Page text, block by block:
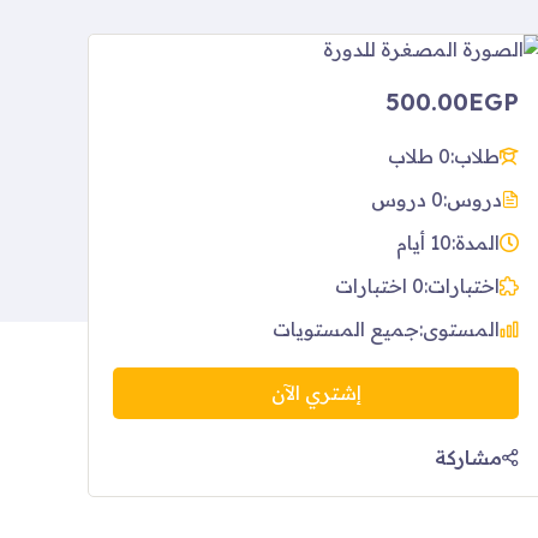
500.00EGP
طلاب:0 طلاب
دروس:0 دروس
المدة:10 أيام
اختبارات:0 اختبارات
المستوى:جميع المستويات
إشتري الآن
مشاركة